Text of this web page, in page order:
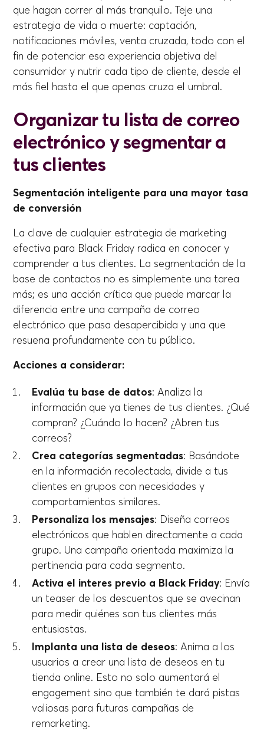
que hagan correr al más tranquilo. Teje una
estrategia de vida o muerte: captación,
notificaciones móviles, venta cruzada, todo con el
fin de potenciar esa experiencia objetiva del
consumidor y nutrir cada tipo de cliente, desde el
más fiel hasta el que apenas cruza el umbral.
Organizar tu lista de correo
electrónico y segmentar a
tus clientes
Segmentación inteligente para una mayor tasa
de conversión
La clave de cualquier estrategia de marketing
efectiva para Black Friday radica en conocer y
comprender a tus clientes. La segmentación de la
base de contactos no es simplemente una tarea
más; es una acción crítica que puede marcar la
diferencia entre una campaña de correo
electrónico que pasa desapercibida y una que
resuena profundamente con tu público.
Acciones a considerar:
Evalúa tu base de datos: Analiza la
información que ya tienes de tus clientes. ¿Qué
compran? ¿Cuándo lo hacen? ¿Abren tus
correos?
Crea categorías segmentadas: Basándote
en la información recolectada, divide a tus
clientes en grupos con necesidades y
comportamientos similares.
Personaliza los mensajes: Diseña correos
electrónicos que hablen directamente a cada
grupo. Una campaña orientada maximiza la
pertinencia para cada segmento.
Activa el interes previo a Black Friday: Envía
un teaser de los descuentos que se avecinan
para medir quiénes son tus clientes más
entusiastas.
Implanta una lista de deseos: Anima a los
usuarios a crear una lista de deseos en tu
tienda online. Esto no solo aumentará el
engagement sino que también te dará pistas
valiosas para futuras campañas de
remarketing.